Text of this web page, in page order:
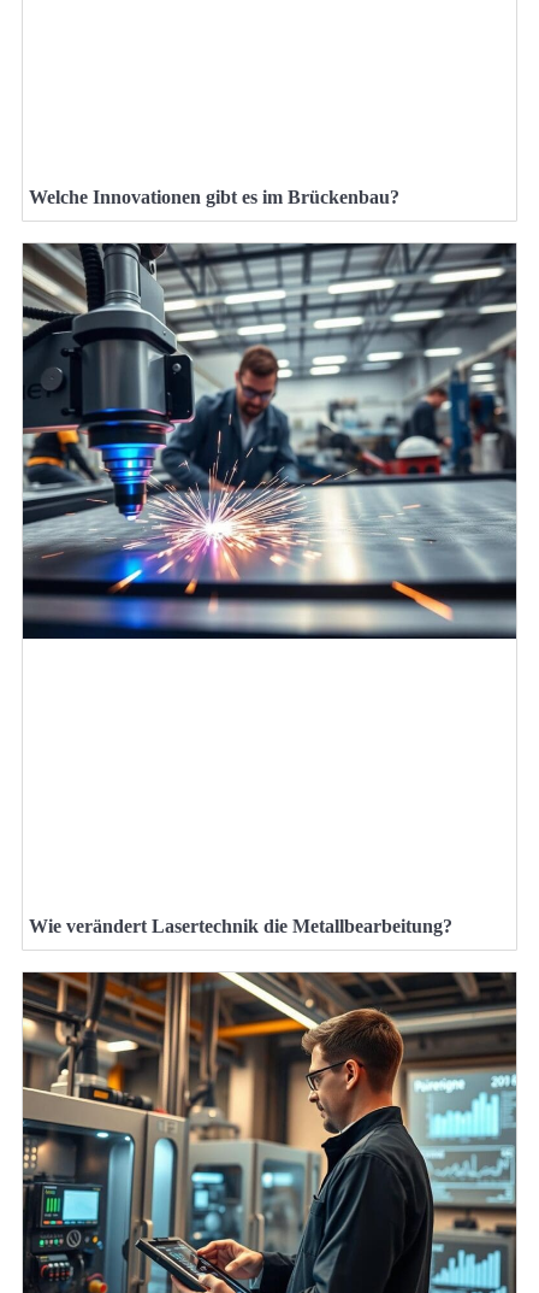
Welche Innovationen gibt es im Brückenbau?
Wie verändert Lasertechnik die Metallbearbeitung?